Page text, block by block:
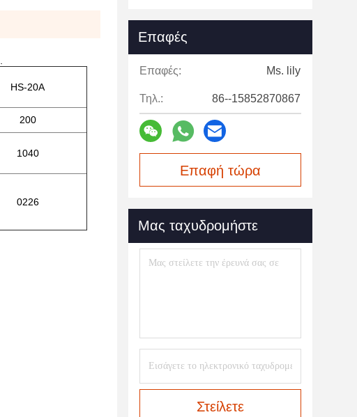
HS-20A
200
1040
0226
Επαφές
Επαφές: Ms. lily
Τηλ.: 86--15852870867
Επαφή τώρα
Μας ταχυδρομήστε
Στείλετε